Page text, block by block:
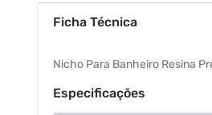
Ficha Técnica
Nicho Para Banheiro Resina
Especificações